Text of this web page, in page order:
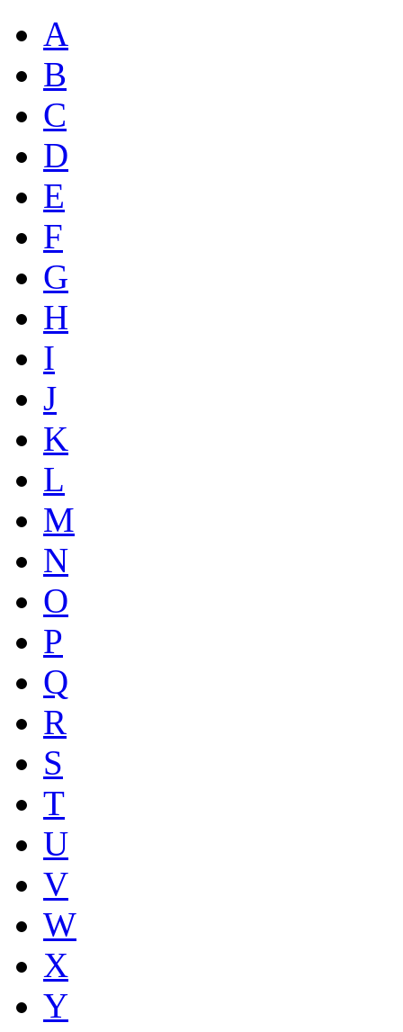
A
B
C
D
E
F
G
H
I
J
K
L
M
N
O
P
Q
R
S
T
U
V
W
X
Y